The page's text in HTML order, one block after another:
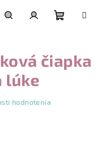
košík
čiapka
lúke
hodnotenia